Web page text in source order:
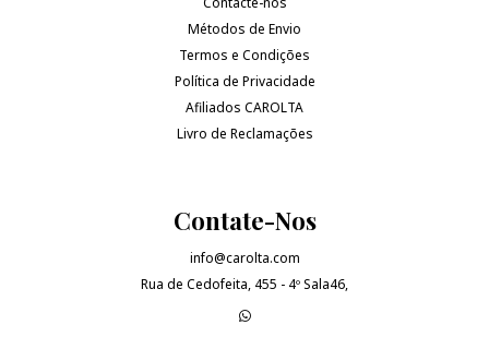
Métodos de Envio
Termos e Condições
Política de Privacidade
Afiliados CAROLTA
Livro de Reclamações
Contate-Nos
info@carolta.com
Rua de Cedofeita, 455 - 4º Sala46,